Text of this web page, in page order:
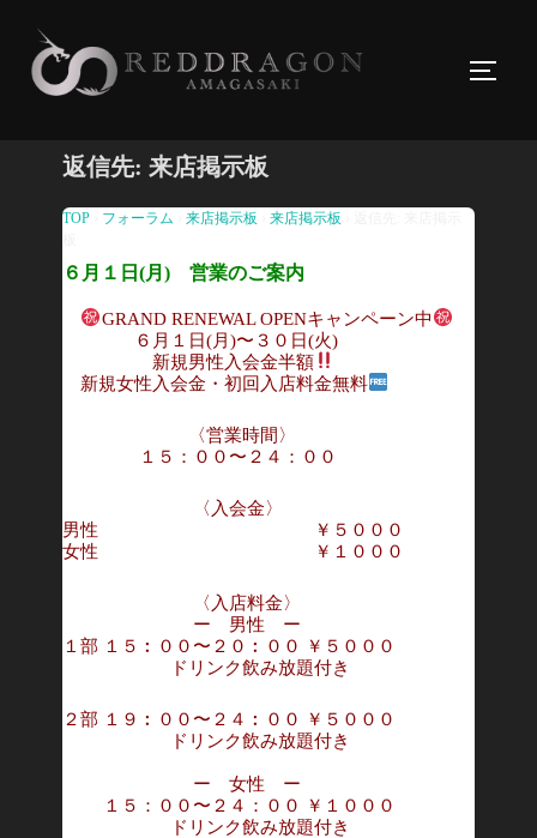
返信先: 来店掲示板
TOP フォーラム 来店掲示板 来店掲示板
６月１日(月) 営業のご案内
GRAND RENEWAL OPENキャンペーン中
６月１日(月)〜３０日(火)
新規男性入会金半額
新規女性入会金・初回入店料金無料
〈営業時間〉
１５：００〜２４：００
〈入会金〉
男性 ￥５０００
女性 ￥１０００
〈入店料金〉
ー 男性 ー
１部 １５︰００〜２０︰００ ￥５０００
ドリンク飲み放題付き
２部 １９︰００〜２４︰００ ￥５０００
ドリンク飲み放題付き
ー 女性 ー
１５：００〜２４：００ ￥１０００
ドリンク飲み放題付き